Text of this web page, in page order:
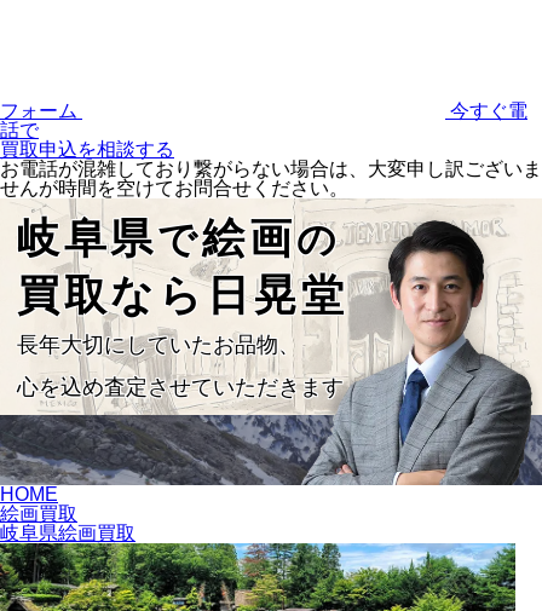
フォーム
今すぐ電
話で
買取申込を相談する
お電話が混雑しており繋がらない場合は、大変申し訳ございま
せんが時間を空けてお問合せください。
岐阜県で絵画の
買取なら日晃堂
長年大切にしていたお品物、
心を込め査定させていただきます
HOME
絵画買取
岐阜県絵画買取